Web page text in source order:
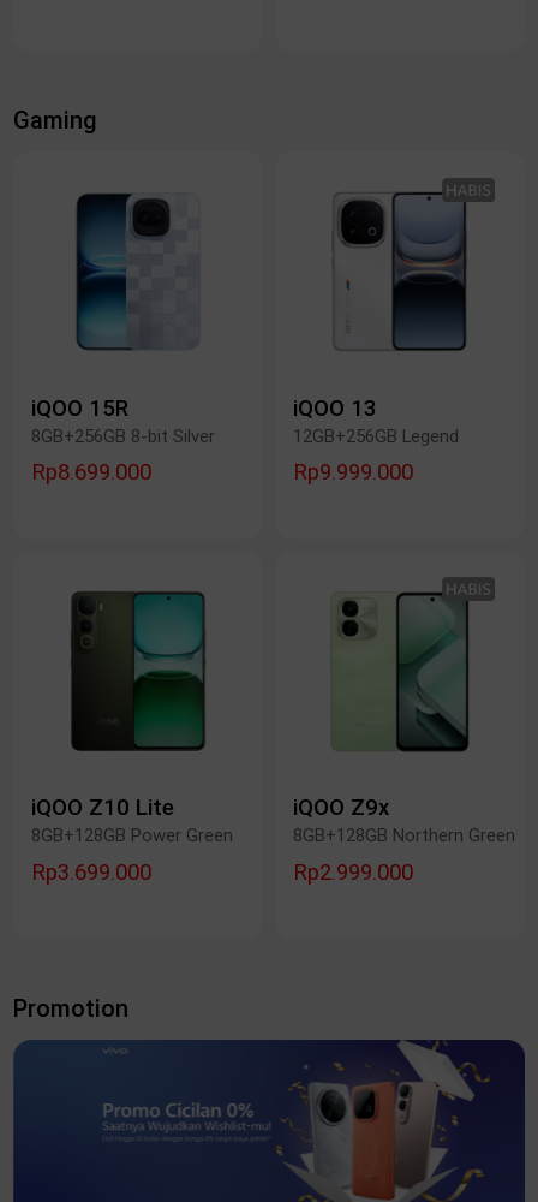
Gaming
iQOO 15R
8GB+256GB 8-bit Silver
Rp8.699.000
iQOO 13
12GB+256GB Legend
Rp9.999.000
iQOO Z10 Lite
8GB+128GB Power Green
Rp3.699.000
iQOO Z9x
8GB+128GB Northern Green
Rp2.999.000
Promotion